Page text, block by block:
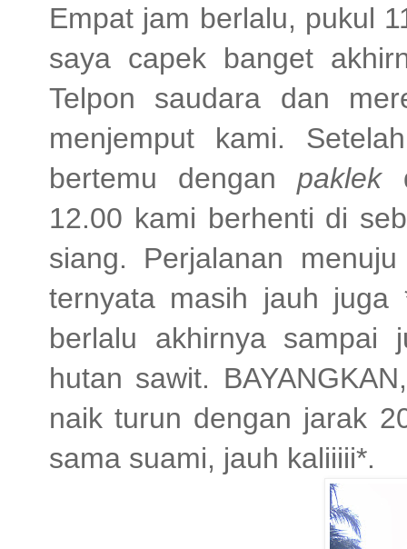
Empat jam berlalu, pukul
saya capek banget
Telpon saudara dan
menjemput kami.
bertemu denganpaklek
12.00 kami berhenti di
siang. Perjalanan
ternyata masih jauh juga
berlalu akhirnya sampai
hutan sawit.
naik turun dengan jarak
sama suami, jauh kaliiiii*.